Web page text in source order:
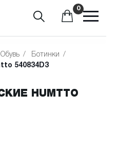
0
Обувь / Ботинки
/
540834D3
HUMTTO